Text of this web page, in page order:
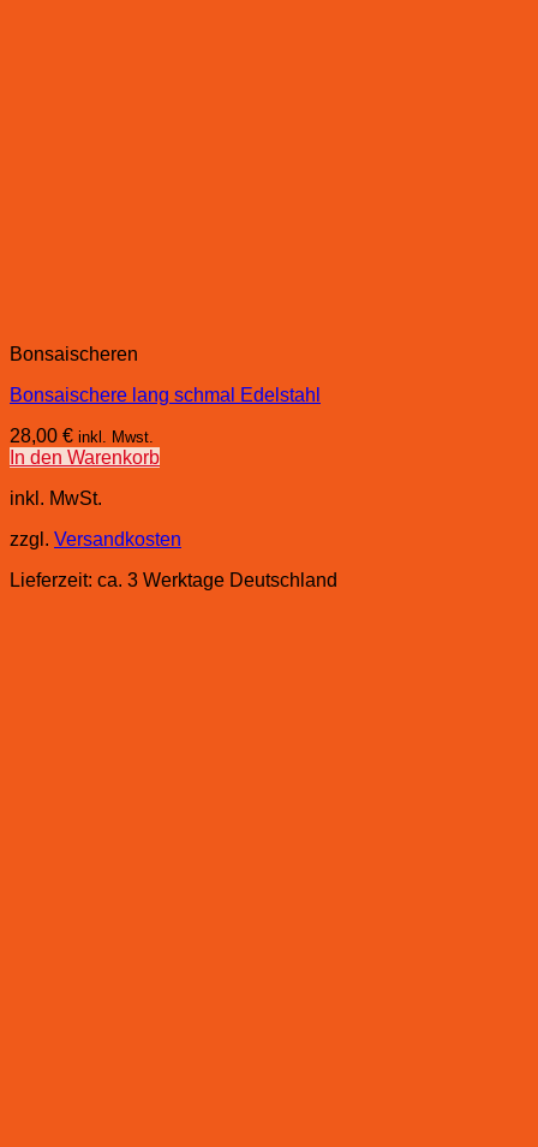
Bonsaischeren
Bonsaischere lang schmal Edelstahl
28,00 € inkl. Mwst.
In den Warenkorb
inkl. MwSt.
zzgl. Versandkosten
Lieferzeit: ca. 3 Werktage Deutschland